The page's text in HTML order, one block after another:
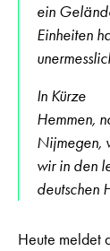
ein
Einheiten
In Kürze
Hemmen,
Nijmegen,
wir in den
deutschen
Heute meldet